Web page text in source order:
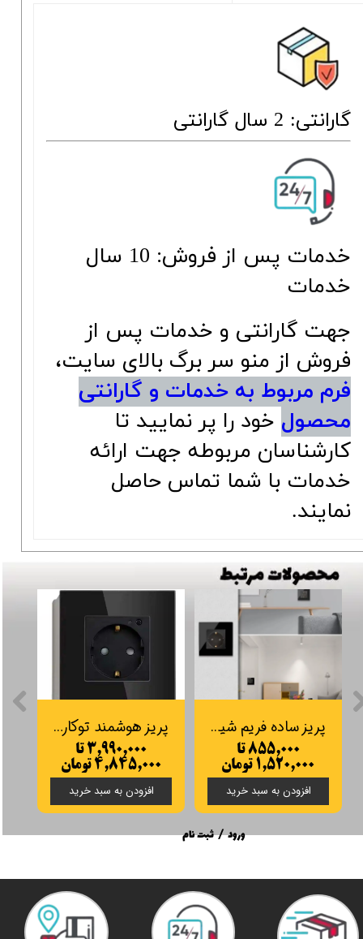
گارانتی: 2 سال گارانتی
خدمات پس از فروش: 10 سال
خدمات
جهت گارانتی و خدمات پس از
فروش از منو سر برگ بالای سایت،
فرم مربوط به خدمات و گارانتی
محصول خود را پر نمایید تا
کارشناسان مربوطه جهت ارائه
خدمات با شما تماس حاصل
نمایند.
پریز هوشمند توکار Tuya
۳,۹۹۰,۰۰۰ تا
۴,۸۴۵,۰۰۰ تومان
افزودن به سبد خرید
پریز ساده فریم شیشه ای/PVC/ آلومینیوم
۸۵۵,۰۰۰ تا
۱,۵۲۰,۰۰۰ تومان
افزودن به سبد خرید
ورود / ثبت نام